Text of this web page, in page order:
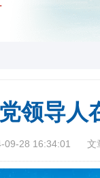
领导人
09-28 16:34:01 文